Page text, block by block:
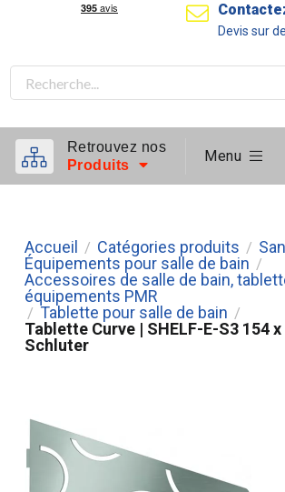
Devis sur
Retrouvez nos
Produits
Menu
Accueil / Catégories produits /
Équipements pour salle de bain /
Accessoires de salle de bain,
équipements PMR
/ Tablette pour salle de bain /
Tablette Curve | SHELF-E-S3 154
Schluter